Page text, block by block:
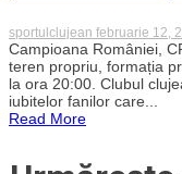
sportulclujean februarie 12,
Campioana României,
teren propriu, formația
la ora 20:00. Clubul
iubitelor fanilor care...
Read More